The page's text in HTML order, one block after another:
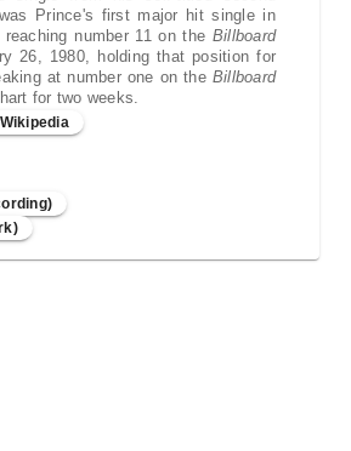
Prince's first major hit single in
number 11 on the Billboard
26, 1980, holding that position for
at number one on the Billboard
for two weeks.